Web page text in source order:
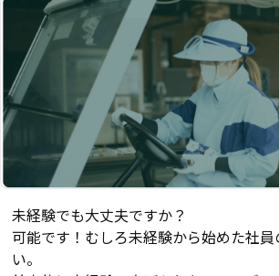
未経験でも大丈夫ですか？
可能です！むしろ未経験から始めた社
い。